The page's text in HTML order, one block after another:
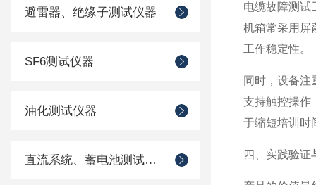
避雷器、绝缘子测试仪器
SF6测试仪器
油化测试仪器
直流系统、蓄电池测试仪器
电缆故障测试
机箱常采用屏
工作稳定性。
同时，设备
支持触控操作
于缩短培训时
四、实践验证